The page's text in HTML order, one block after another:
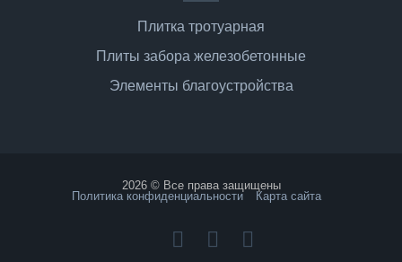
Плитка тротуарная
Плиты забора железобетонные
Элементы благоустройства
2026 © Все права защищены
Политика конфиденциальности
Карта сайта